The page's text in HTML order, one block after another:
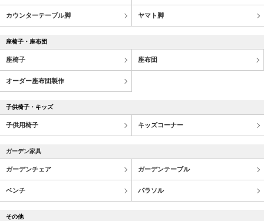
カウンターテーブル脚 ヤマト脚
座椅子・座布団
座椅子 座布団
オーダー座布団製作
子供椅子・キッズ
子供用椅子 キッズコーナー
ガーデン家具
ガーデンチェア ガーデンテーブル
ベンチ パラソル
その他